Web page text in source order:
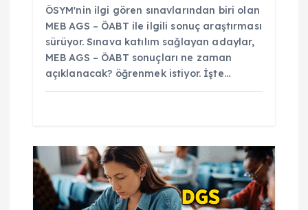
ÖSYM'nin ilgi gören sınavlarından biri olan
MEB AGS – ÖABT ile ilgili sonuç araştırması
sürüyor. Sınava katılım sağlayan adaylar,
MEB AGS – ÖABT sonuçları ne zaman
açıklanacak? öğrenmek istiyor. İşte…